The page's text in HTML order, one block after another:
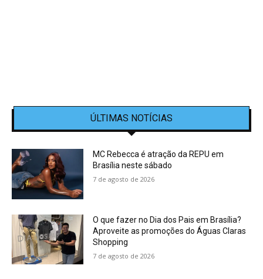
ÚLTIMAS NOTÍCIAS
MC Rebecca é atração da REPU em
Brasília neste sábado
7 de agosto de 2026
O que fazer no Dia dos Pais em Brasília?
Aproveite as promoções do Águas Claras
Shopping
7 de agosto de 2026